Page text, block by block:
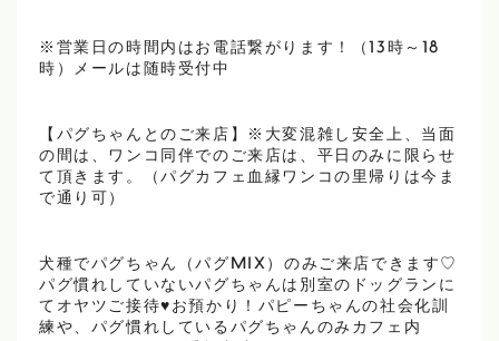
※営業日の時間内はお電話繋がります！（13時～18
時）メールは随時受付中
【パグちゃんとのご来店】※大変混雑し安全上、当面
の間は、ワンコ同伴でのご来店は、平日のみに限らせ
て頂きます。（パグカフェ血縁ワンコの里帰りは今ま
で通り可）
犬種でパグちゃん（パグMIX）のみご来店できます♡
パグ慣れしていないパグちゃんは別室のドッグランに
てオヤツご接待♥お預かり！パピーちゃんの社会化訓
練や、パグ慣れしているパグちゃんのみカフェ内